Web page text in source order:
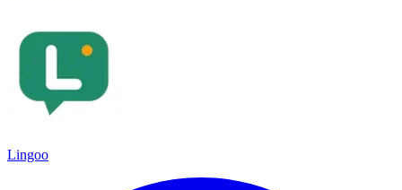
Lingoo